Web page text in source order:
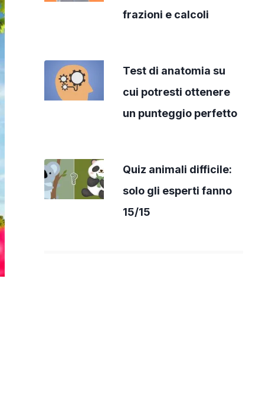
frazioni e calcoli
Test di anatomia su
cui potresti ottenere
un punteggio perfetto
Quiz animali difficile:
solo gli esperti fanno
15/15